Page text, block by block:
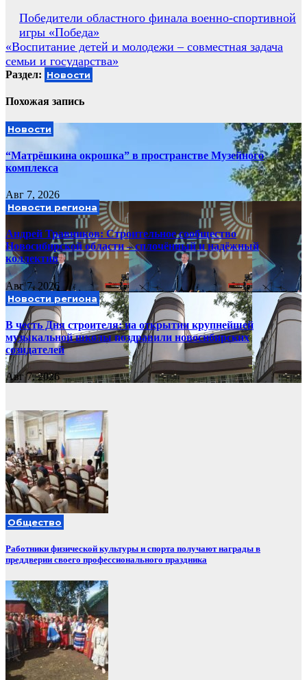
Навигация
по
записям
Победители областного финала военно-спортивной
игры «Победа»
«Воспитание детей и молодежи – совместная задача
семьи и государства»
Раздел: Новости
Похожая запись
Новости
“Матрёшкина окрошка” в пространстве Музейного
комплекса
Авг 7, 2026
Новости региона
Андрей Травников: Строительное сообщество
Новосибирской области – сплочённый и надёжный
коллектив
Авг 7, 2026
Новости региона
В честь Дня строителя: на открытии крупнейшей
музыкальной школы поздравили новосибирских
созидателей
Авг 7, 2026
Общество
Работники физической культуры и спорта получают награды в
преддверии своего профессионального праздника